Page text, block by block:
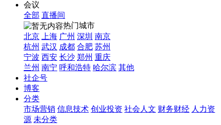
会议
全部 直播间
热门城市
北京
上海 广州 深圳 南京
杭州 武汉 成都 合肥 苏州
宁波 西安 长沙 郑州 重庆
兰州 南宁 呼和浩特 哈尔滨 其他
社企号
博客
分类
市场营销 信息技术 创业投资 社会人文 财务财经 人力资
源 未分类